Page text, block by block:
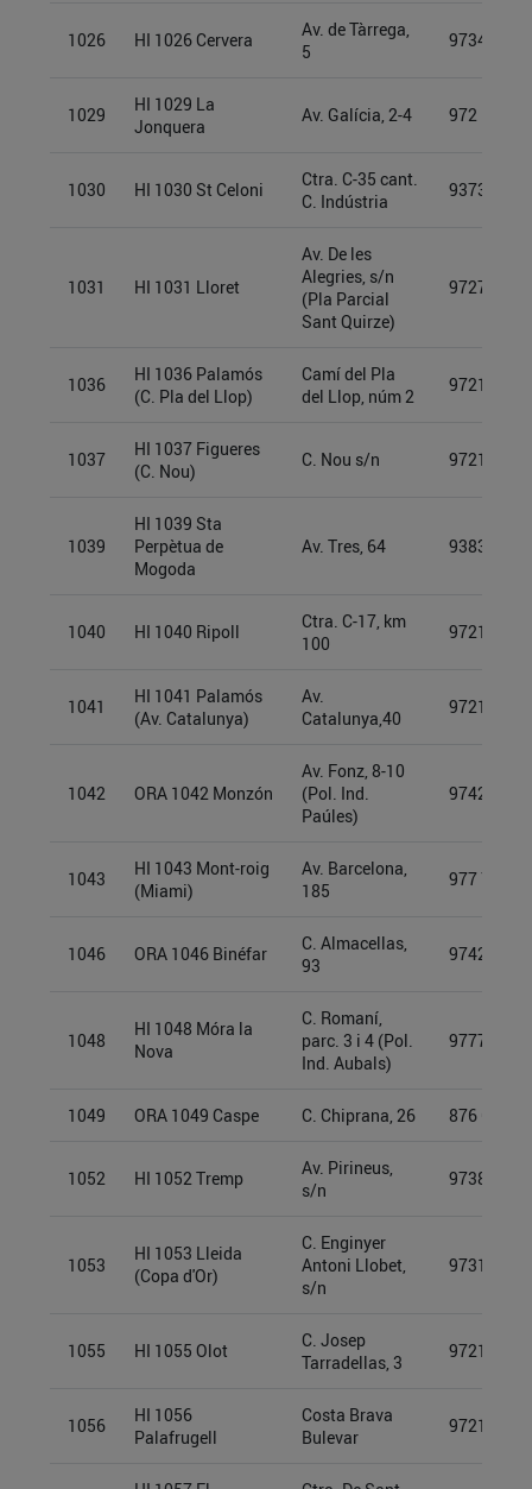
1026 HI 1026 Cervera
Av. de Tàrrega,
5
1029
HI 1029 La
Jonquera
Av. Galícia, 2-4 972 132
1030 HI 1030 St Celoni
Ctra. C-35 cant.
C. Indústria
1031 HI 1031 Lloret
Av. De les
Alegries, s/n
(Pla Parcial
Sant Quirze)
1036
HI 1036 Palamós
(C. Pla del Llop)
Camí del Pla
del Llop, núm 2
1037
HI 1037 Figueres
(C. Nou)
C. Nou s/n
1039
HI 1039 Sta
Perpètua de
Mogoda
Av. Tres, 64
1040 HI 1040 Ripoll
Ctra. C-17, km
100
1041
HI 1041 Palamós
(Av. Catalunya)
Av.
Catalunya,40
1042 ORA 1042 Monzón
Av. Fonz, 8-10
(Pol. Ind.
Paúles)
1043
HI 1043 Mont-roig
(Miami)
Av. Barcelona,
185
977 74 91
1046 ORA 1046 Binéfar
C. Almacellas,
93
1048
HI 1048 Móra la
Nova
C. Romaní,
parc. 3 i 4 (Pol.
Ind. Aubals)
1049 ORA 1049 Caspe C. Chiprana, 26 876 636
1052 HI 1052 Tremp
Av. Pirineus,
s/n
1053
HI 1053 Lleida
(Copa d'Or)
C. Enginyer
Antoni Llobet,
s/n
1055 HI 1055 Olot
C. Josep
Tarradellas, 3
1056
HI 1056
Palafrugell
Costa Brava
Bulevar